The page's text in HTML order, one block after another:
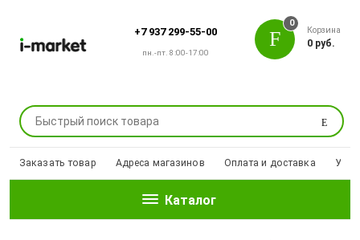
+7 937 299-55-00
пн.-пт. 8:00-17:00
Поиск
0
Корзина
0 руб.
Заказать товар Адреса магазинов Оплата и доставка
Каталог